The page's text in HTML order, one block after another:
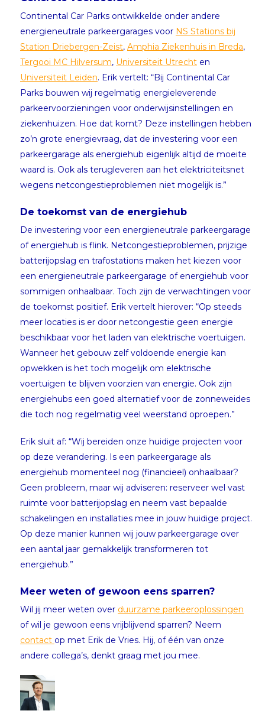
Continental Car Parks ontwikkelde onder andere
energieneutrale parkeergarages voor NS Stations bij
Station Driebergen-Zeist, Amphia Ziekenhuis in Breda,
Tergooi MC Hilversum, Universiteit Utrecht en
Universiteit Leiden. Erik vertelt: “Bij Continental Car
Parks bouwen wij regelmatig energieleverende
parkeervoorzieningen voor onderwijsinstellingen en
ziekenhuizen. Hoe dat komt? Deze instellingen hebben
zo’n grote energievraag, dat de investering voor een
parkeergarage als energiehub eigenlijk altijd de moeite
waard is. Ook als terugleveren aan het elektriciteitsnet
wegens netcongestieproblemen niet mogelijk is.”
De toekomst van de energiehub
De investering voor een energieneutrale parkeergarage
of energiehub is flink. Netcongestieproblemen, prijzige
batterijopslag en trafostations maken het kiezen voor
een energieneutrale parkeergarage of energiehub voor
sommigen onhaalbaar. Toch zijn de verwachtingen voor
de toekomst positief. Erik vertelt hierover: “Op steeds
meer locaties is er door netcongestie geen energie
beschikbaar voor het laden van elektrische voertuigen.
Wanneer het gebouw zelf voldoende energie kan
opwekken is het toch mogelijk om elektrische
voertuigen te blijven voorzien van energie. Ook zijn
energiehubs een goed alternatief voor de zonneweides
die toch nog regelmatig veel weerstand oproepen.”
Erik sluit af: “Wij bereiden onze huidige projecten voor
op deze verandering. Is een parkeergarage als
energiehub momenteel nog (financieel) onhaalbaar?
Geen probleem, maar wij adviseren: reserveer wel vast
ruimte voor batterijopslag en neem vast bepaalde
schakelingen en installaties mee in jouw huidige project.
Op deze manier kunnen wij jouw parkeergarage over
een aantal jaar gemakkelijk transformeren tot
energiehub.”
Meer weten of gewoon eens sparren?
Wil jij meer weten over duurzame parkeeroplossingen
of wil je gewoon eens vrijblijvend sparren? Neem
contact op met Erik de Vries. Hij, of één van onze
andere collega’s, denkt graag met jou mee.